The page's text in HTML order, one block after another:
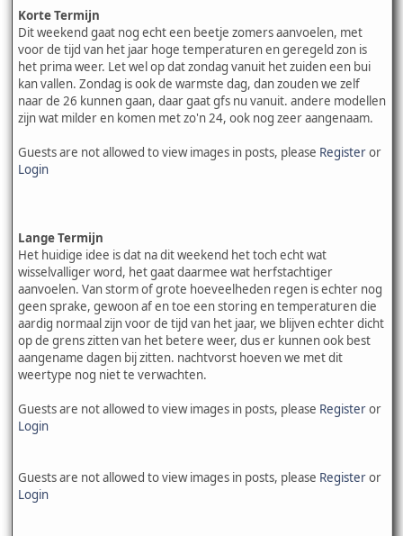
Korte Termijn
Dit weekend gaat nog echt een beetje zomers aanvoelen, met
voor de tijd van het jaar hoge temperaturen en geregeld zon is
het prima weer. Let wel op dat zondag vanuit het zuiden een bui
kan vallen. Zondag is ook de warmste dag, dan zouden we zelf
naar de 26 kunnen gaan, daar gaat gfs nu vanuit. andere modellen
zijn wat milder en komen met zo'n 24, ook nog zeer aangenaam.
Guests are not allowed to view images in posts, please Registeror
Login
Lange Termijn
Het huidige idee is dat na dit weekend het toch echt wat
wisselvalliger word, het gaat daarmee wat herfstachtiger
aanvoelen. Van storm of grote hoeveelheden regen is echter nog
geen sprake, gewoon af en toe een storing en temperaturen die
aardig normaal zijn voor de tijd van het jaar, we blijven echter dicht
op de grens zitten van het betere weer, dus er kunnen ook best
aangename dagen bij zitten. nachtvorst hoeven we met dit
weertype nog niet te verwachten.
Guests are not allowed to view images in posts, please Registeror
Login
Guests are not allowed to view images in posts, please Registeror
Login